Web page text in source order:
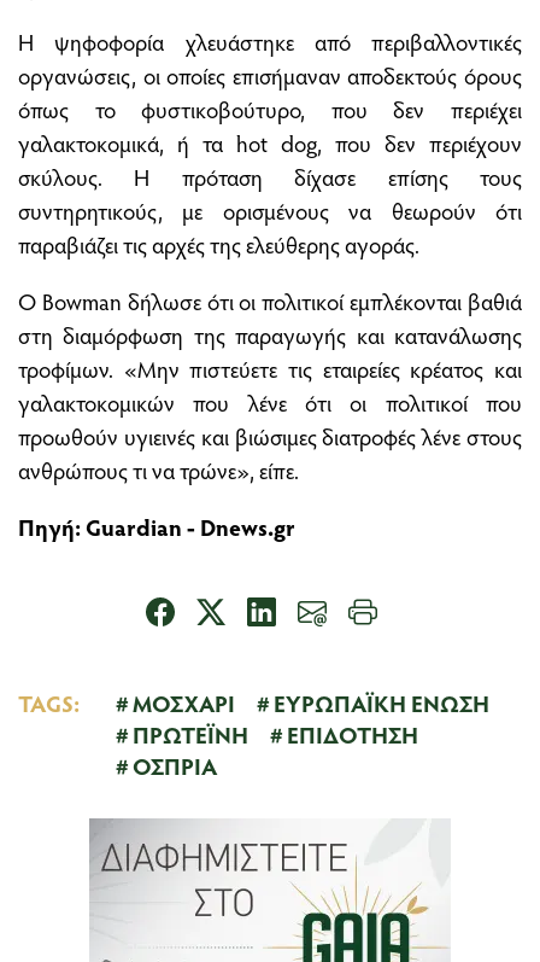
Η ψηφοφορία χλευάστηκε από περιβαλλοντικές
οργανώσεις, οι οποίες επισήμαναν αποδεκτούς όρους
όπως το φυστικοβούτυρο, που δεν περιέχει
γαλακτοκομικά, ή τα hot dog, που δεν περιέχουν
σκύλους. Η πρόταση δίχασε επίσης τους
συντηρητικούς, με ορισμένους να θεωρούν ότι
παραβιάζει τις αρχές της ελεύθερης αγοράς.
Ο Bowman δήλωσε ότι οι πολιτικοί εμπλέκονται βαθιά
στη διαμόρφωση της παραγωγής και κατανάλωσης
τροφίμων. «Μην πιστεύετε τις εταιρείες κρέατος και
γαλακτοκομικών που λένε ότι οι πολιτικοί που
προωθούν υγιεινές και βιώσιμες διατροφές λένε στους
ανθρώπους τι να τρώνε», είπε.
Πηγή:Guardian- Dnews.gr
TAGS: ΜΟΣΧΑΡΙ
ΕΥΡΩΠΑΪΚΗ ΕΝΩΣΗ
ΠΡΩΤΕΪΝΗ
ΕΠΙΔΟΤΗΣΗ
ΟΣΠΡΙΑ